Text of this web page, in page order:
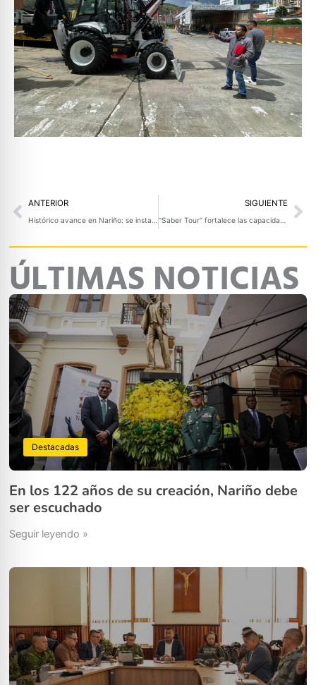
Prev
ANTERIOR SIGUIENTE
ÚLTIMAS NOTICIAS
Destacadas
En los 122 años de su creación, Nariño debe
ser escuchado
Seguir leyendo »